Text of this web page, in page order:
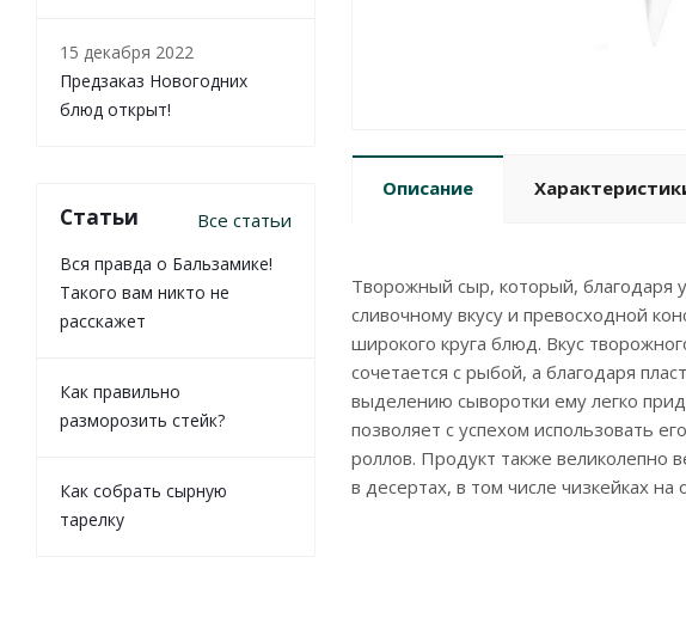
Описание
Творожный сыр, который, благодаря
сливочному вкусу и превосходной
широкого круга блюд. Вкус
сочетается с рыбой, а благодаря
выделению сыворотки ему легко
позволяет с успехом использовать
роллов. Продукт также великолепно
в десертах, в том числе чизкейках на
15 декабря 2022
Предзаказ Новогодних
блюд открыт!
Статьи Все статьи
Вся правда о Бальзамике!
Такого вам никто не
расскажет
Как правильно
разморозить стейк?
Как собрать сырную
тарелку